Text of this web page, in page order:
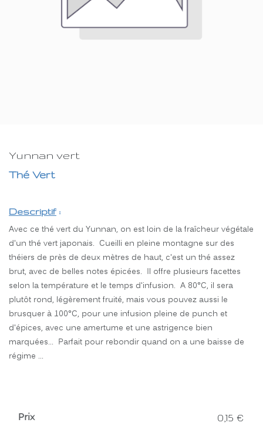
Yunnan vert
Thé Vert
Descriptif:
Avec ce thé vert du Yunnan, on est loin de la fraîcheur végétale
d'un thé vert japonais. Cueilli en pleine montagne sur des
théiers de près de deux mètres de haut, c'est un thé assez
brut, avec de belles notes épicées. Il offre plusieurs facettes
selon la température et le temps d'infusion. A 80°C, il sera
plutôt rond, légèrement fruité, mais vous pouvez aussi le
brusquer à 100°C, pour une infusion pleine de punch et
d'épices, avec une amertume et une astrigence bien
marquées... Parfait pour rebondir quand on a une baisse de
régime ...
Prix 0,15 €